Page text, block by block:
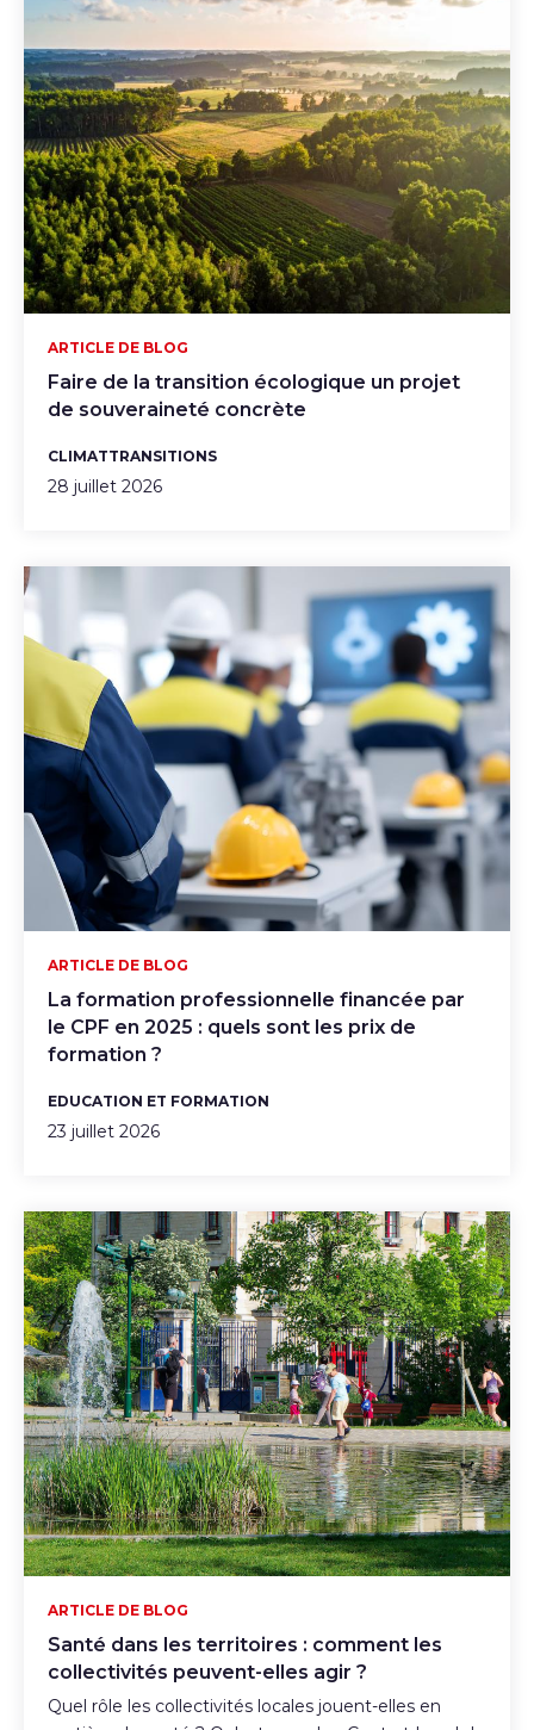
Faire de la transition écologique un projet
de souveraineté concrète
ARTICLE DE BLOG
CLIMATTRANSITIONS
28 juillet 2026
La formation professionnelle financée par
le CPF en 2025 : quels sont les prix de
formation ?
ARTICLE DE BLOG
EDUCATION ET FORMATION
23 juillet 2026
Santé dans les territoires : comment les
collectivités peuvent-elles agir ?
ARTICLE DE BLOG
Quel rôle les collectivités locales jouent-elles en